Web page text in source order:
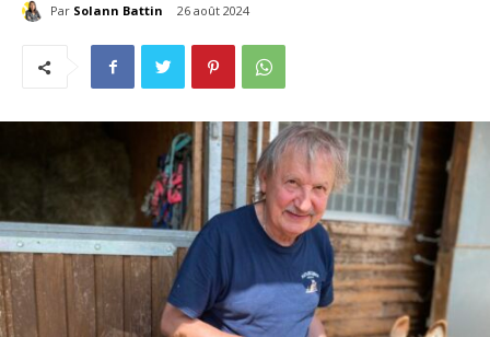
Par Solann Battin 26 août 2024